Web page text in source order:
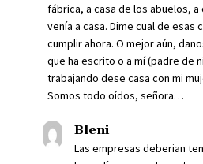
fábrica, a casa de los abuelos, a
venía a casa. Dime cual de
cumplir ahora. O mejor aún,
que ha escrito o a mí (padre de
trabajando dese casa con mi
Somos todo oídos, señora…
Bleni
Las empresas deberian